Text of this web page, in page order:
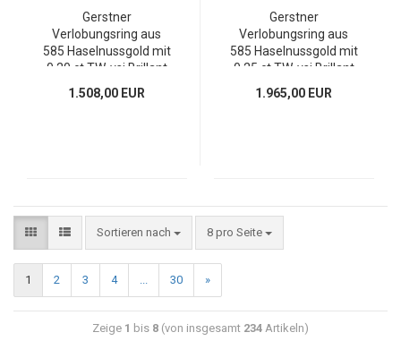
Gerstner
Verlobungsring aus
585 Haselnussgold mit
0,20 ct TW-vsi Brillant
1.508,00 EUR
Gerstner
Verlobungsring aus
585 Haselnussgold mit
0,25 ct TW-vsi Brillant
1.965,00 EUR
Sortieren nach 8 pro Seite
1 2 3 4 ... 30 »
Zeige 1 bis 8 (von insgesamt 234 Artikeln)